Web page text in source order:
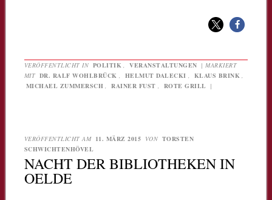
VERÖFFENTLICHT IN POLITIK , VERANSTALTUNGEN |MARKIERT
MIT DR. RALF WOHLBRÜCK , HELMUT DALECKI , KLAUS BRINK ,
MICHAEL ZUMMERSCH , RAINER FUST , ROTE GRILL |
VERÖFFENTLICHT AM 11. MÄRZ 2015 VON TORSTEN
SCHWICHTENHÖVEL
NACHT DER BIBLIOTHEKEN IN
OELDE